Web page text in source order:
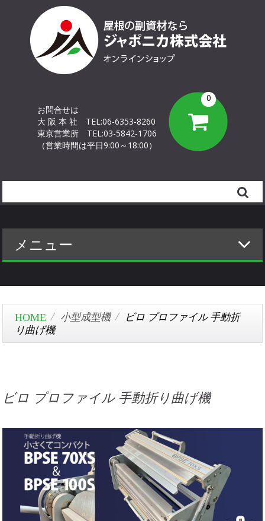
お問合せは
大 阪 本 社 TEL:06-6353-8260
東京営業所 TEL:03-5842-1706
（営業時間は平日9:00～18:00）
0
メニュー
小型成型機
ビロ プロファイル 手動折
り曲げ機
ビロ プロファイル 手動折り曲げ機